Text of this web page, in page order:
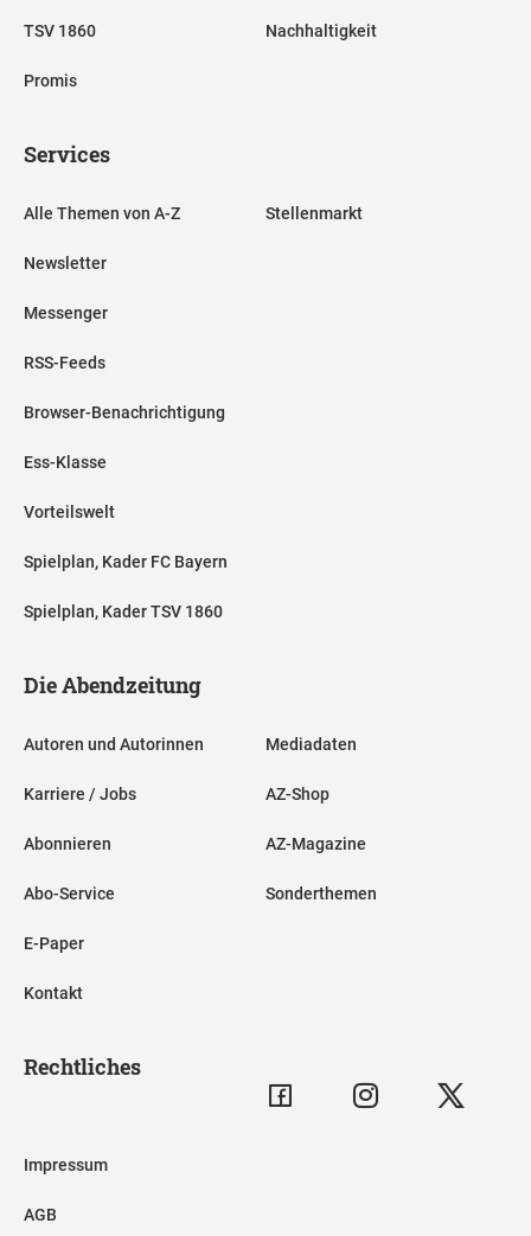
TSV 1860
Promis
Nachhaltigkeit
Services
Alle Themen von A-Z
Newsletter
Messenger
RSS-Feeds
Browser-Benachrichtigung
Ess-Klasse
Vorteilswelt
Spielplan, Kader FC Bayern
Spielplan, Kader TSV 1860
Stellenmarkt
Die Abendzeitung
Autoren und Autorinnen
Karriere / Jobs
Abonnieren
Abo-Service
E-Paper
Kontakt
Mediadaten
AZ-Shop
AZ-Magazine
Sonderthemen
Rechtliches
Impressum
AGB